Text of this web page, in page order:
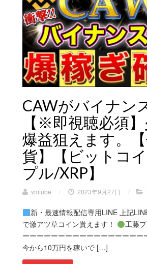
CAWがバイナン
【※即視聴必須
爆益狙えます。
貨】【ビットコ
プル/XRP】
vmtube / 2023年9月27日 /
新・最速情報配信専用LINE 上記
で激アツ草コイン貰えます！
工藤
ーーーーーーーーーーーーーーーーー
今から10万円を稼いで […]